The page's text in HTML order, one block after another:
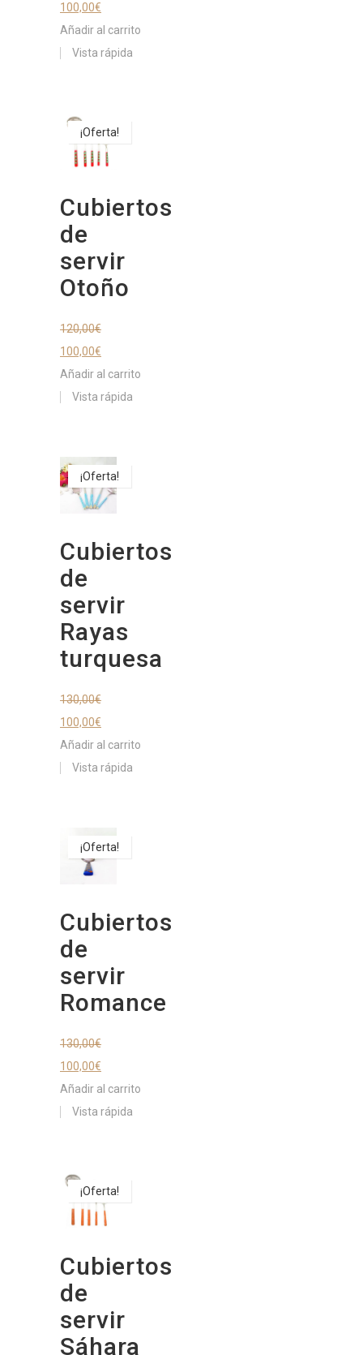
100,00€
Añadir al carrito
Vista rápida
¡Oferta!
Cubiertos
de
servir
Otoño
120,00€
100,00€
Añadir al carrito
Vista rápida
¡Oferta!
Cubiertos
de
servir
Rayas
turquesa
130,00€
100,00€
Añadir al carrito
Vista rápida
¡Oferta!
Cubiertos
de
servir
Romance
130,00€
100,00€
Añadir al carrito
Vista rápida
¡Oferta!
Cubiertos
de
servir
Sáhara